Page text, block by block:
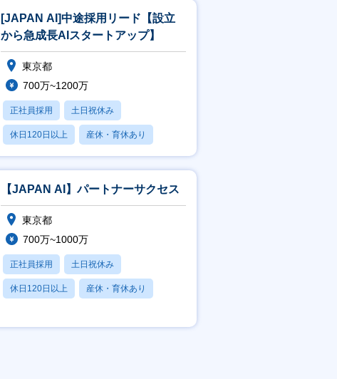
[JAPAN AI]中途採用リード【設立
から急成長AIスタートアップ】
東京都
700万~1200万
正社員採用 土日祝休み
休日120日以上 産休・育休あり
賞与あり
【JAPAN AI】パートナーサクセス
東京都
700万~1000万
正社員採用 土日祝休み
休日120日以上 産休・育休あり